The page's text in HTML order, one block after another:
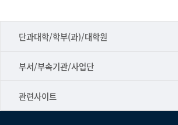
단과대학/학부(과)/대학원
■인문대학
▷국어국문학부
▷일본어·일본학과
부서/부속기관/사업단
공동기기센터
공학교육혁신센터
관련사이트
건강가정지원센터
교수협의회